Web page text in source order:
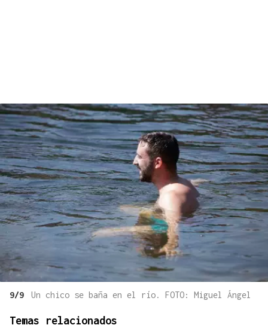
9/9 Un chico se baña en el río. FOTO: Miguel Ángel
Temas relacionados